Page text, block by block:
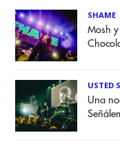
SHAME
Mosh
USTED
Una